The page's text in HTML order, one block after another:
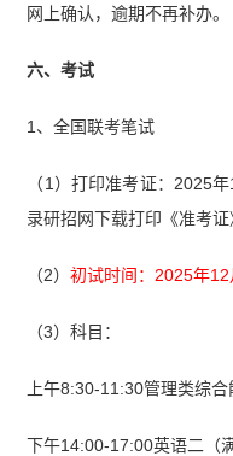
网上确认，逾期不再补办。
六、考试
1、全国联考笔试
（1）打印准考证：2025
录研招网下载打印《准考证
（2）初试时间：2025年12
（3）科目：
上午8:30-11:30管理类综合
下午14:00-17:00英语二（